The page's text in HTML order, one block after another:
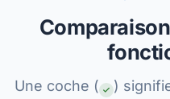
Une coche (
)